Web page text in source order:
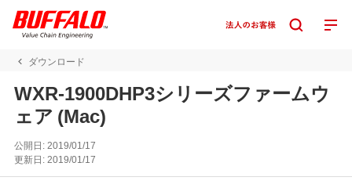
ダウンロード
WXR-1900DHP3シリーズファームウ
ェア (Mac)
公開日:2019/01/17
更新日:2019/01/17